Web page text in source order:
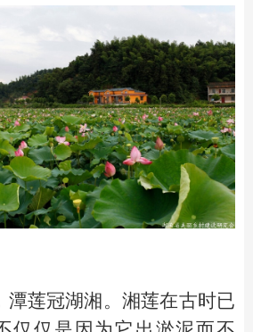
莲冠湖湘。湘莲在古时已